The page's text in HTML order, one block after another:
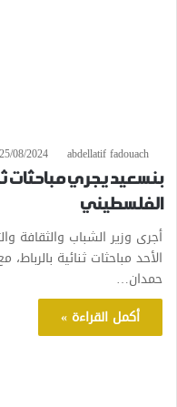
abdellatif fadouach
25/08/2024
بنسعيد يجري مباحثات
الفلسطيني
أجرى وزير الشباب والثقافة
الأحد مباحثات ثنائية
حمدان…
أكمل القراءة »